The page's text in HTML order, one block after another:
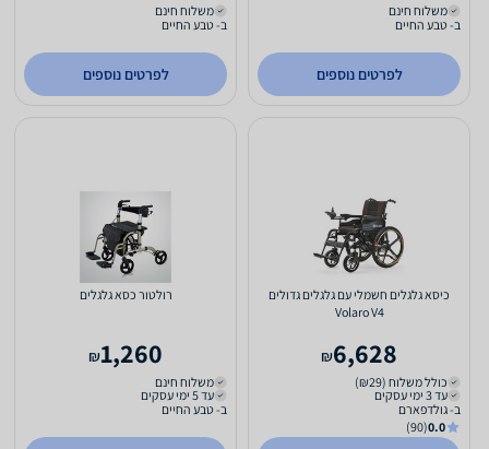
משלוח חינם
ב- טבע החיים
לפרטים נוספים
משלוח חינם
ב- טבע החיים
לפרטים נוספים
כיסא גלגלים חשמלי עם גלגלים גדולים
Volaro V4
6,628
₪
כולל משלוח (₪29)
עד 3 ימי עסקים
ב- גולדפארם
0.0
(90)
רולטור כסא גלגלים
1,260
₪
משלוח חינם
עד 5 ימי עסקים
ב- טבע החיים